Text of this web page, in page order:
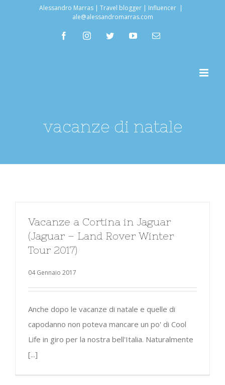
Alessandro Marras | Travel blogger | Influencer |
ale@alessandromarras.com
facebookinstagramtwitter youtubeEmail
vacanze di natale
Vacanze a Cortina in Jaguar
(Jaguar – Land Rover Winter
Tour 2017)
04 Gennaio 2017
Anche dopo le vacanze di natale e quelle di
capodanno non poteva mancare un po' di Cool
Life in giro per la nostra bell'Italia. Naturalmente
[...]